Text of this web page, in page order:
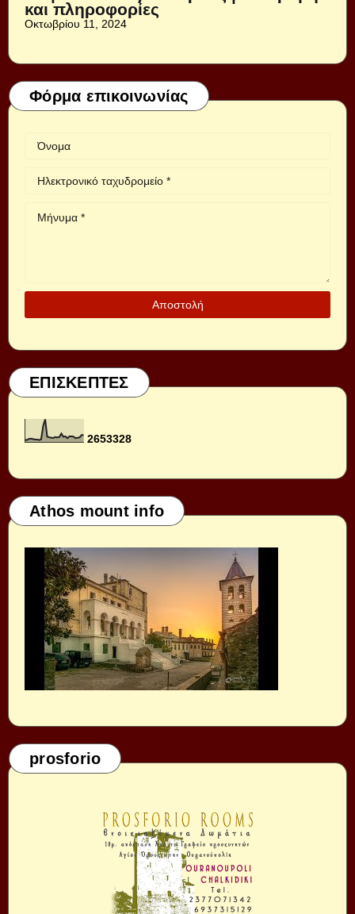
και πληροφορίες
Οκτωβρίου 11, 2024
Φόρμα επικοινωνίας
ΕΠΙΣΚΕΠΤΕΣ
2653328
Athos mount info
prosforio